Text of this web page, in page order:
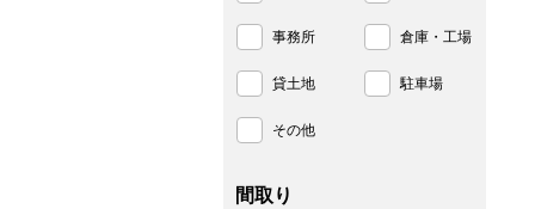
事務所 倉庫・工場
貸土地 駐車場
その他
間取り